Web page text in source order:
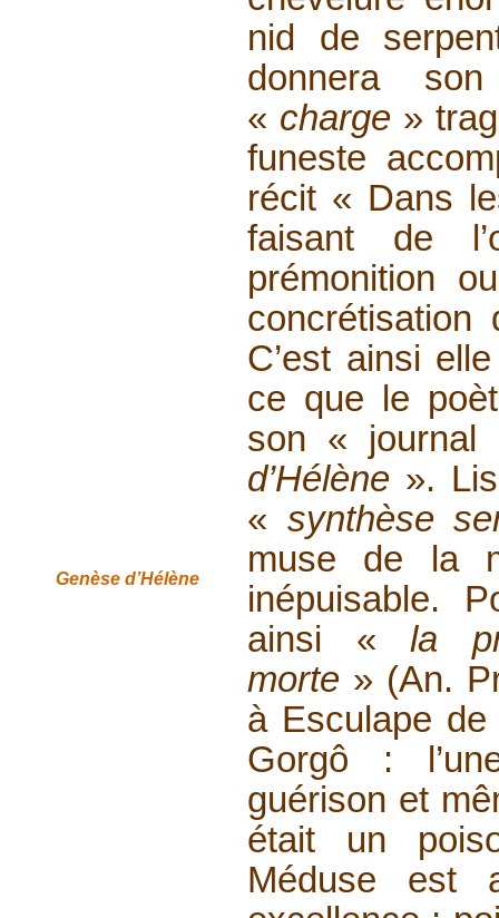
Genèse d’Hélène
nid de
donnera
« charge »
funeste
récit « Dans
faisant de
prémonition
C’est ainsi
ce que le
son «
d’Hélène ».
« synthèse
muse de la
inépuisable.
ainsi «la
morte » (An.
à Esculape
Gorgô :
guérison et
était un
Méduse